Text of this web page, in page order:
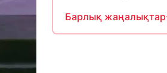
Барлық жаңалықтар